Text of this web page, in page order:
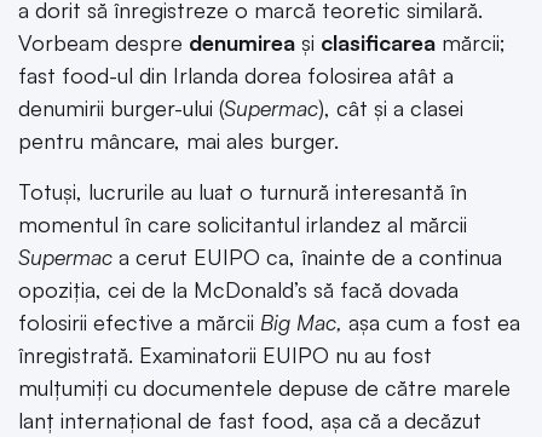
a dorit să înregistreze o marcă teoretic similară.
Vorbeam despre denumirea și clasificarea mărcii;
fast food-ul din Irlanda dorea folosirea atât a
denumirii burger-ului (Supermac), cât și a clasei
pentru mâncare, mai ales burger.
Totuși, lucrurile au luat o turnură interesantă în
momentul în care solicitantul irlandez al mărcii
Supermac a cerut EUIPO ca, înainte de a continua
opoziția, cei de la McDonald’s să facă dovada
folosirii efective a mărcii Big Mac, așa cum a fost ea
înregistrată. Examinatorii EUIPO nu au fost
mulțumiți cu documentele depuse de către marele
lanț internațional de fast food, așa că a decăzut